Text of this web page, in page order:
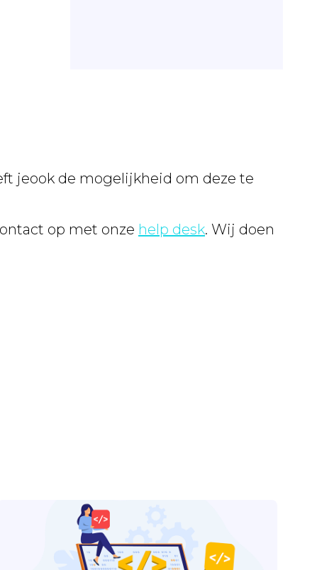
jeook de mogelijkheid om deze te
op met onze help desk. Wij doen